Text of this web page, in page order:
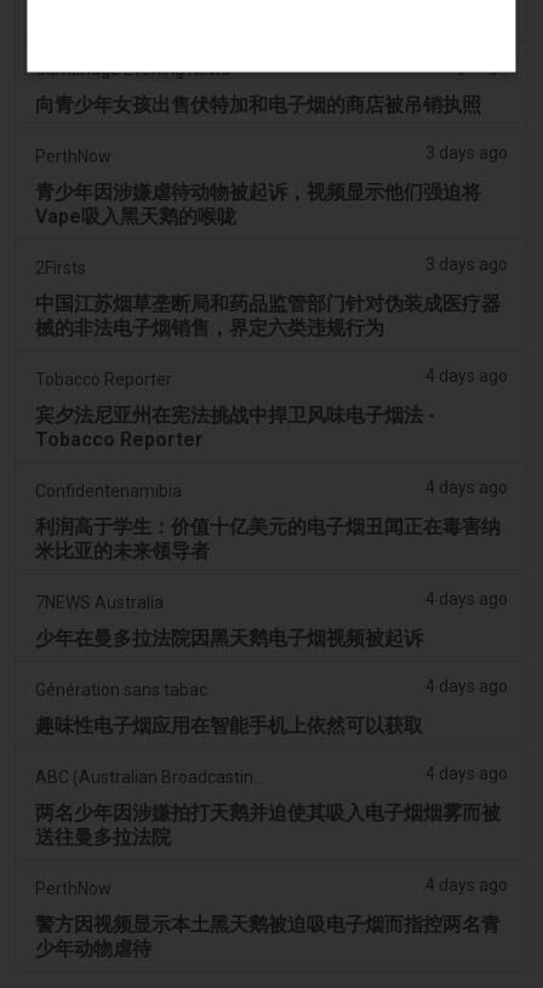
Cambridge Evening News
向青少年女孩出售伏特加和电子烟的商店被吊销执照
PerthNow 3 days ago
青少年因涉嫌虐待动物被起诉，视频显示他们强迫将
Vape吸入黑天鹅的喉咙
2Firsts 3 days ago
中国江苏烟草垄断局和药品监管部门针对伪装成医疗器
械的非法电子烟销售，界定六类违规行为
Tobacco Reporter 4 days ago
宾夕法尼亚州在宪法挑战中捍卫风味电子烟法 -
Tobacco Reporter
Confidentenamibia 4 days ago
利润高于学生：价值十亿美元的电子烟丑闻正在毒害纳
米比亚的未来领导者
7NEWS Australia 4 days ago
少年在曼多拉法院因黑天鹅电子烟视频被起诉
Génération sans tabac 4 days ago
趣味性电子烟应用在智能手机上依然可以获取
4 days ago
两名少年因涉嫌拍打天鹅并迫使其吸入电子烟烟雾而被
送往曼多拉法院
PerthNow 4 days ago
警方因视频显示本土黑天鹅被迫吸电子烟而指控两名青
少年动物虐待